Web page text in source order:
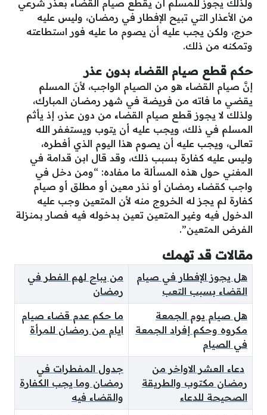
ولذلك يجوز للمسلم أن يقطع صيام القضاء بعذر شرعي
من الأعذار التي تبيح الإفطار في رمضان، وليس عليه
حرج، ولكن يجب عليه أن يصوم ما عليه فور استطاعته
وتمكنه من ذلك.
حكم قطع صيام القضاء بدون عذر
إنَّ صيام القضاء هو من الصيام الواجب، لأنَ المسلم
يقضي ما فاته من فريضة في شهر رمضان المبارك،
ولذلك لا يجوز قطع صيام القضاء من دون عذر، إذ يأثم
المسلم في ذلك، ويجب عليه أن يتوب ويستغفر الله
تعالى، ويجب عليه أن يصوم هذا اليوم الذي أفطره،
وليس عليه كفارة بسبب ذلك، وقد قال ابن قدامة في
المغني حول هذه المسألة ما مفاده: “ومن دخل في
واجب كقضاء رمضان أو نذر معين أو مطلق أو صيام
كفارة لم يجز له الخروج منه لأن المتعين وجب عليه
الدخول فيه وغير المتعين تعين بدخوله فيه فصار بمنزلة
الفرض المتعين”.
مقالات قد تهمك
هل يجوز الإفطار في صيام
القضاء بسبب التعب
من يباح لهم الفطر في
رمضان
هل صيام يوم الجمعة
مكروه وحكم إفراد الجمعة
في الصيام
ما حكم عدم قضاء صيام
ايام من رمضان للمرأة
دعاء العشر الاواخر من
رمضان مكتوب والطريقة
الصحيحة للدعاء
جدول المفطرات في
رمضان وما يجب الكفارة
والقضاء فيه